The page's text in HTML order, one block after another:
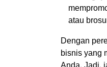
atau
Dengan
bisnis yang
Anda. Jadi,